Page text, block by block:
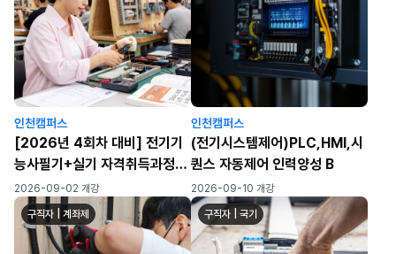
인천캠퍼스
[2026년 4회차 대비] 전기기
능사필기+실기 자격취득과정
(월~금/화목)
2026-09-02 개강
인천캠퍼스
(전기시스템제어)PLC,HMI,시
퀀스 자동제어 인력양성 B
2026-09-10 개강
구직자 | 계좌제 구직자 | 국기